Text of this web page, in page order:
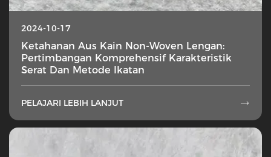
2024-10-17
Ketahanan Aus Kain Non-Woven Lengan:
Pertimbangan Komprehensif Karakteristik
Serat Dan Metode Ikatan
PELAJARI LEBIH LANJUT 